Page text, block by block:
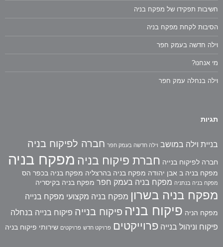
חשיבות תפקידו של מפקח בניה
הסיבות לקחת מפקח בניה
וילה חדשה בעמק חפר
מי אנחנו?
וילה בנחלה עמק חפר
תגיות
בניית וילה במושב וילה חדשה בעמק חפר חברה לפיקוח בניה
חברה לפיקוח בנייה חברת פיקוח בניה מפקח בניה
מפקח בניה ב אבן יהודה מפקח בניה בהרצליה מפקח בניה בכפר הס
מפקח בניה בנתניה מפקח בניה בעמק חפר מפקח בניה בקיסריה
מפקח בניה בשרון מפקח בניה מקצועי מפקח בנייה
מפקח הניה פיקוח בניה פיקוח בנייה פיקוח בנייה בנחלה
פיקוח וניהול בנייה פרוייקטים פרויקט חדש פרויקטים שירותי פיקוח בניה